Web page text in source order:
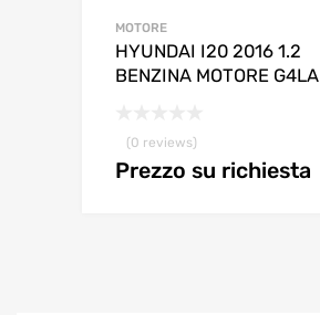
MOTORE
HYUNDAI I20 2016 1.2
BENZINA MOTORE G4LA
(0 reviews)
Prezzo su richiesta